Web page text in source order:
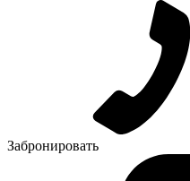
Забронировать